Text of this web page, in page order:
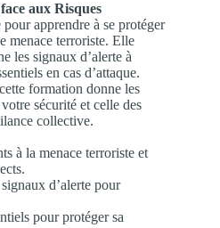
aux Risques
pour apprendre à se protéger
menace terroriste. Elle
les signaux d’alerte à
en cas d’attaque.
formation donne les
sécurité et celle des
collective.
à la menace terroriste et
d’alerte pour
pour protéger sa